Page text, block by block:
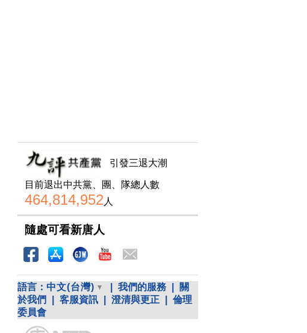
引發三退大潮
目前退出中共黨、團、隊總人數
464,814,952 人
隨處可看新唐人
語言： 中文(台灣) 我們的服務
關
於我們
客服資訊 澄清與更正
倫理
委員會